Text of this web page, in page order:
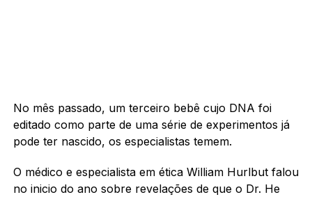
No mês passado, um terceiro bebê cujo DNA foi
editado como parte de uma série de experimentos já
pode ter nascido, os especialistas temem.
O médico e especialista em ética William Hurlbut falou
no inicio do ano sobre revelações de que o Dr. He